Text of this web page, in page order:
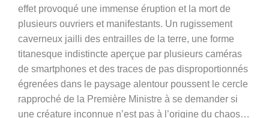
effet provoqué une immense éruption et la mort de
plusieurs ouvriers et manifestants. Un rugissement
caverneux jailli des entrailles de la terre, une forme
titanesque indistincte aperçue par plusieurs caméras
de smartphones et des traces de pas disproportionnés
égrenées dans le paysage alentour poussent le cercle
rapproché de la Première Ministre à se demander si
une créature inconnue n’est pas à l’origine du chaos…